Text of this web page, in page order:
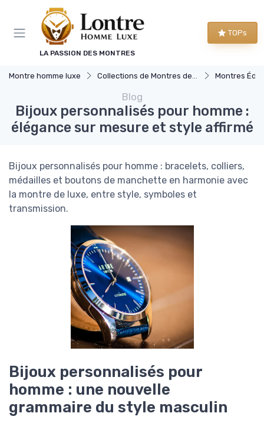
LA PASSION DES MONTRES
TOPs
Montre homme luxe Collections de Montres de Luxe Montres
Blog
Bijoux personnalisés pour homme :
élégance sur mesure et style affirmé
Bijoux personnalisés pour homme : bracelets, colliers,
médailles et boutons de manchette en harmonie avec
la montre de luxe, entre style, symboles et
transmission.
Bijoux personnalisés pour
homme : une nouvelle
grammaire du style masculin
Panneau de gestion des cookies